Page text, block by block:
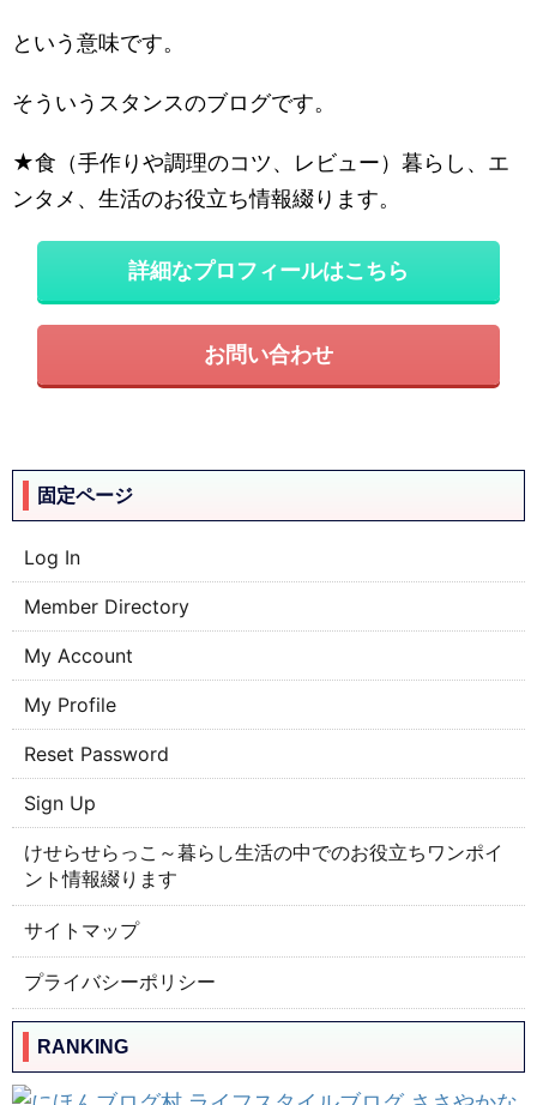
という意味です。
そういうスタンスのブログです。
★食（手作りや調理のコツ、レビュー）暮らし、エ
ンタメ、生活のお役立ち情報綴ります。
詳細なプロフィールはこちら
お問い合わせ
固定ページ
Log In
Member Directory
My Account
My Profile
Reset Password
Sign Up
けせらせらっこ～暮らし生活の中でのお役立ちワンポイ
ント情報綴ります
サイトマップ
プライバシーポリシー
RANKING